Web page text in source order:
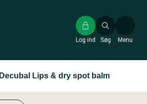
Søg
Log ind Menu
Decubal Lips & dry spot balm